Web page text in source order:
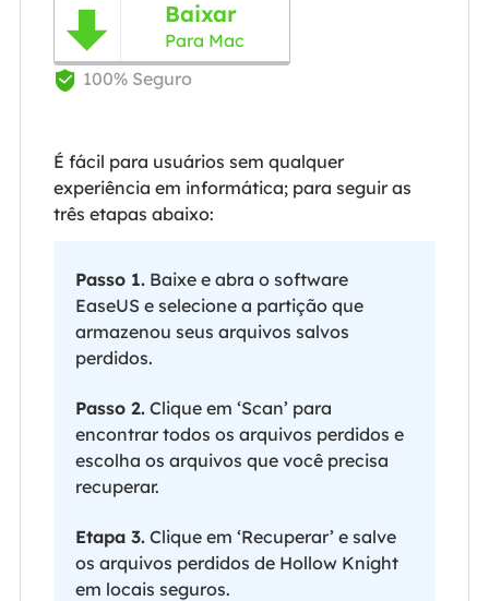
 Baixar
Para Mac
 100% Seguro
É fácil para usuários sem qualquer
experiência em informática; para seguir as
três etapas abaixo:
Passo 1.Baixe e abra o software
EaseUS e selecione a partição que
armazenou seus arquivos salvos
perdidos.
Passo 2.Clique em ‘Scan’ para
encontrar todos os arquivos perdidos e
escolha os arquivos que você precisa
recuperar.
Etapa 3.Clique em ‘Recuperar’ e salve
os arquivos perdidos de Hollow Knight
em locais seguros.